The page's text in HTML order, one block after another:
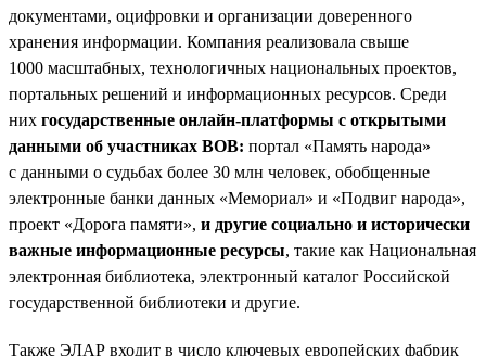
документами, оцифровки и организации доверенного
хранения информации. Компания реализовала свыше
1000 масштабных, технологичных национальных проектов,
портальных решений и информационных ресурсов. Среди
них государственные онлайн-платформы с открытыми
данными об участниках ВОВ: портал «Память народа»
с данными о судьбах более 30 млн человек, обобщенные
электронные банки данных «Мемориал» и «Подвиг народа»,
проект «Дорога памяти», и другие социально и исторически
важные информационные ресурсы, такие как Национальная
электронная библиотека, электронный каталог Российской
государственной библиотеки и другие.
Также ЭЛАР входит в число ключевых европейских фабрик